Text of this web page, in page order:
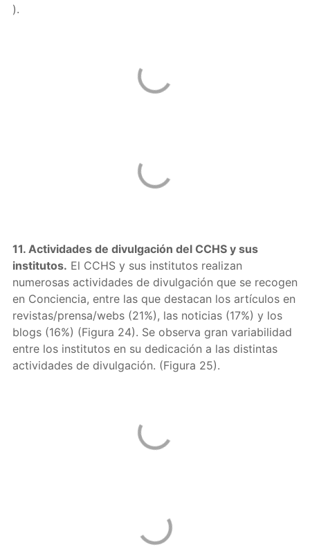
).
11. Actividades de divulgación del CCHS y sus
institutos. El CCHS y sus institutos realizan
numerosas actividades de divulgación que se recogen
en Conciencia, entre las que destacan los artículos en
revistas/prensa/webs (21%), las noticias (17%) y los
blogs (16%) (Figura 24). Se observa gran variabilidad
entre los institutos en su dedicación a las distintas
actividades de divulgación. (Figura 25).